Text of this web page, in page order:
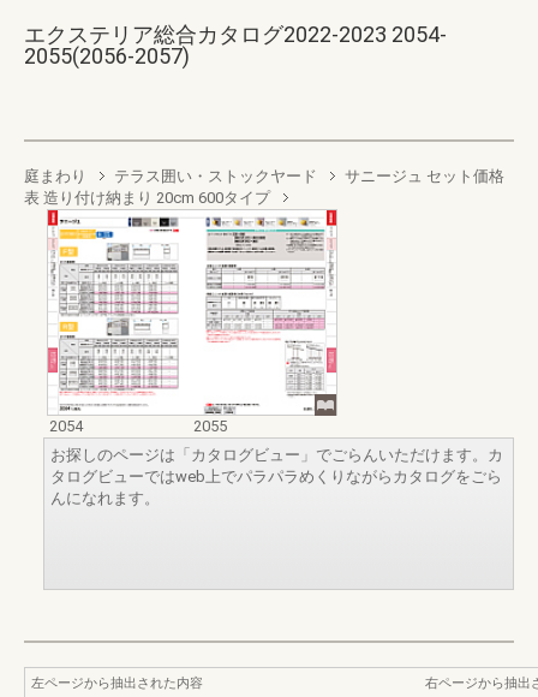
エクステリア総合カタログ2022-2023 2054-
2055(2056-2057)
庭まわり テラス囲い・ストックヤード
サニージュ セット価格
表 造り付け納まり 20cm 600タイプ
2054
2055
お探しのページは「カタログビュー」でごらんいただけます。カ
タログビューではweb上でパラパラめくりながらカタログをごら
んになれます。
左ページから抽出された内容
右ページから抽出